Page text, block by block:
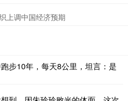
上调中国经济预期
步10年，每天8公里，坦言：是